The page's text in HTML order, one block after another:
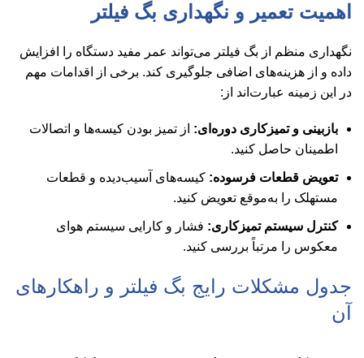
اهمیت تعمیر و نگهداری بگ فیلتر
نگهداری منظم از بگ فیلتر می‌تواند عمر مفید دستگاه را افزایش
داده و از هزینه‌های اضافی جلوگیری کند. برخی از اقدامات مهم
در این زمینه عبارت‌اند از:
بازبینی و تمیزکاری دوره‌ای: از تمیز بودن کیسه‌ها و اتصالات
اطمینان حاصل کنید.
تعویض قطعات فرسوده: کیسه‌های آسیب‌دیده و قطعات
مستهلک را به‌موقع تعویض کنید.
کنترل سیستم تمیزکاری: فشار و کارایی سیستم هوای
معکوس را مرتباً بررسی کنید.
جدول مشکلات رایج بگ فیلتر و راهکارهای
آن